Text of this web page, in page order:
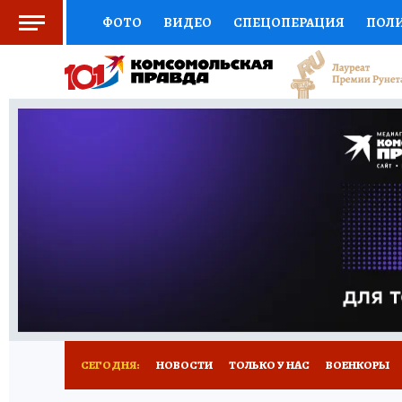
ФОТО ВИДЕО СПЕЦОПЕРАЦИЯ
СОЦПОДДЕРЖКА НАУКА СПОРТ
ВЫБОР ЭКСПЕРТОВ ДОКТОР
ПРОГНОЗЫ НА СПОРТ
НОВОЕ
СЕГОДНЯ: НОВОСТИ ТОЛЬКО У НАС ВОЕНКОРЫ